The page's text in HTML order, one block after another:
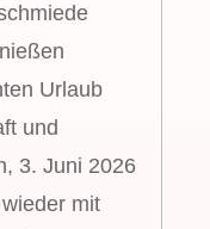
Urlaub
und
3. Juni 2026
mit